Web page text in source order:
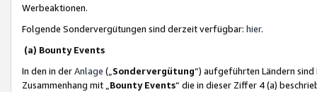
Werbeaktionen.
Folgende Sondervergütungen sind derzeit verfügbar: hier.
(a) Bounty Events
In den in derAnlage („ Sondervergütung“) aufgeführten Ländern
Zusammenhang mit „ Bounty Events“ die in dieser Ziffer 4 (a)